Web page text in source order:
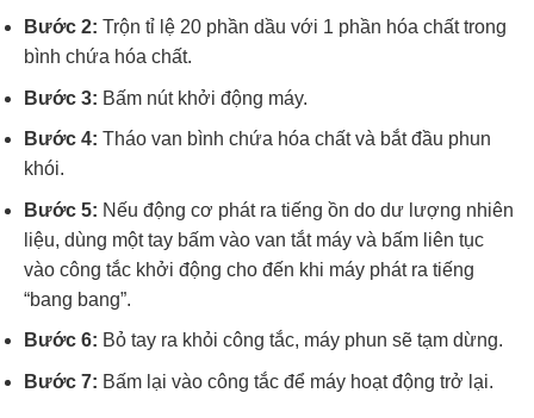
Bước 2: Trộn tỉ lệ 20 phần dầu với 1 phần hóa chất trong
bình chứa hóa chất.
Bước 3: Bấm nút khởi động máy.
Bước 4: Tháo van bình chứa hóa chất và bắt đầu phun
khói.
Bước 5: Nếu động cơ phát ra tiếng ồn do dư lượng nhiên
liệu, dùng một tay bấm vào van tắt máy và bấm liên tục
vào công tắc khởi động cho đến khi máy phát ra tiếng
“bang bang”.
Bước 6: Bỏ tay ra khỏi công tắc, máy phun sẽ tạm dừng.
Bước 7: Bấm lại vào công tắc để máy hoạt động trở lại.